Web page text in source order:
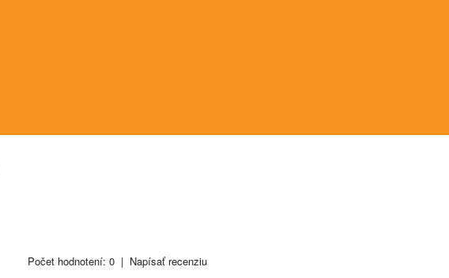
Počet hodnotení: 0 | Napísať recenziu